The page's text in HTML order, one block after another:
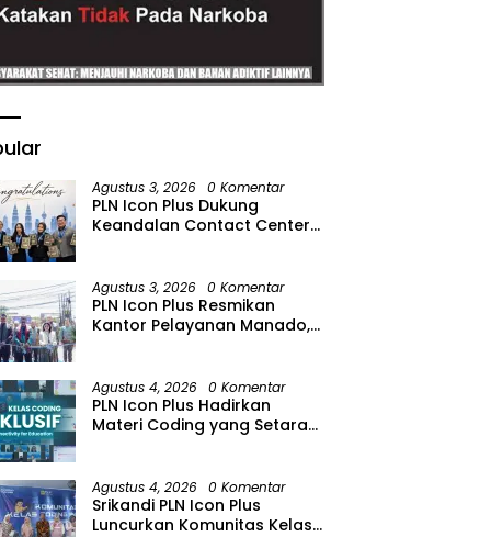
Agustus 3, 2026 0 Komentar
PLN Icon Plus Dukung
Keandalan Contact Center
Agustus 3, 2026 0 Komentar
PLN Icon Plus Resmikan
Kantor Pelayanan Manado,
Agustus 4, 2026 0 Komentar
PLN Icon Plus Hadirkan
Materi Coding yang Setara
Agustus 4, 2026 0 Komentar
Srikandi PLN Icon Plus
Luncurkan Komunitas Kelas